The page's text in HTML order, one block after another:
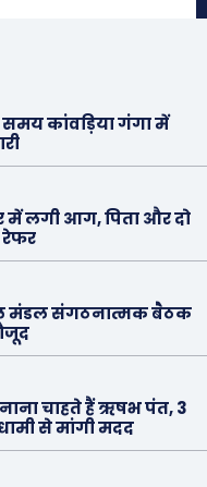
कांवड़िया गंगा में
में लगी आग, पिता और दो
मंडल संगठनात्मक बैठक
चाहते हैं ऋषभ पंत, 3
से मांगी मदद